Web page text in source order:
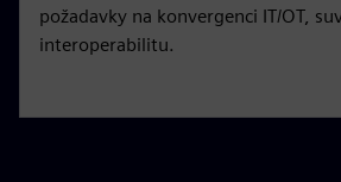
požadavky na konvergenci IT/OT,
interoperabilitu.